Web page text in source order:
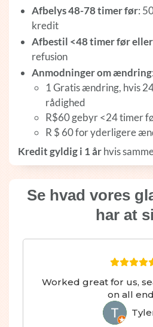
Afbelys 48-78 timer før:
kredit
Afbestil <48 timer før
refusion
Anmodninger om ændring:
1 Gratis ændring, hvis
rådighed
R$60 gebyr <24 timer
R $ 60 for yderligere
Kredit gyldig i 1 århvis
Se hvad vores
har at
Seamless transfer
HF